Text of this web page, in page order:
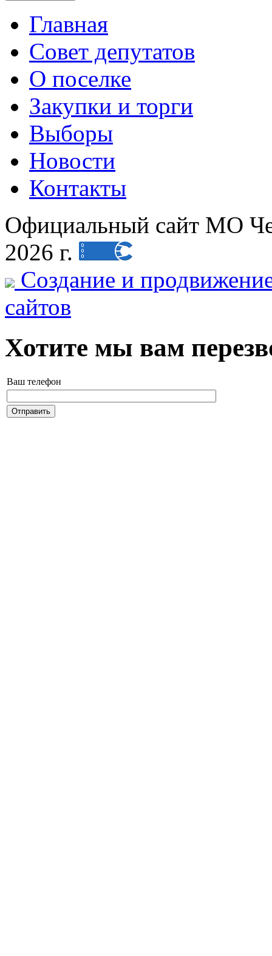
Главная
Совет депутатов
О поселке
Закупки и торги
Выборы
Новости
Контакты
Официальный сайт МО
2026 г.
Создание и
сайтов
Хотите мы вам
Ваш телефон